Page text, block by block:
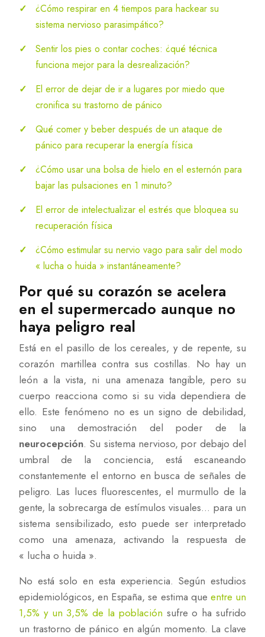
¿Cómo respirar en 4 tiempos para hackear su
sistema nervioso parasimpático?
Sentir los pies o contar coches: ¿qué técnica
funciona mejor para la desrealización?
El error de dejar de ir a lugares por miedo que
cronifica su trastorno de pánico
Qué comer y beber después de un ataque de
pánico para recuperar la energía física
¿Cómo usar una bolsa de hielo en el esternón para
bajar las pulsaciones en 1 minuto?
El error de intelectualizar el estrés que bloquea su
recuperación física
¿Cómo estimular su nervio vago para salir del modo
« lucha o huida » instantáneamente?
Por qué su corazón se acelera
en el supermercado aunque no
haya peligro real
Está en el pasillo de los cereales, y de repente, su
corazón martillea contra sus costillas. No hay un
león a la vista, ni una amenaza tangible, pero su
cuerpo reacciona como si su vida dependiera de
ello. Este fenómeno no es un signo de debilidad,
sino una demostración del poder de la
neurocepción. Su sistema nervioso, por debajo del
umbral de la conciencia, está escaneando
constantemente el entorno en busca de señales de
peligro. Las luces fluorescentes, el murmullo de la
gente, la sobrecarga de estímulos visuales… para un
sistema sensibilizado, esto puede ser interpretado
como una amenaza, activando la respuesta de
« lucha o huida ».
No está solo en esta experiencia. Según estudios
epidemiológicos, en España, se estima que entre un
1,5% y un 3,5% de la población sufre o ha sufrido
un trastorno de pánico en algún momento. La clave